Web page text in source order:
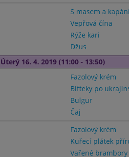
S masem a
Vepřová čína
Rýže kari
Džus
Úterý 16. 4. 2019 (11:00 - 13:50)
Fazolový krém
Bifteky po
Bulgur
Čaj
Fazolový krém
Kuřecí plátek
Vařené brambory